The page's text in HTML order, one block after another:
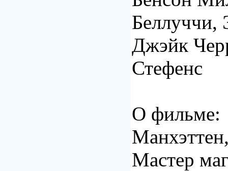
Беллуччи,
Джэйк
Стефенс
О фильме:
Мастер